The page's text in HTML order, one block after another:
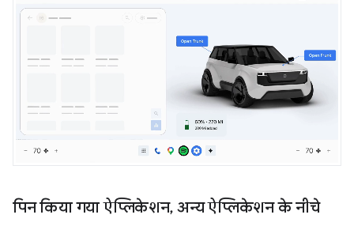
पिन किया गया ऐप्लिकेशन, अन्य ऐप्लिकेशन के नीचे